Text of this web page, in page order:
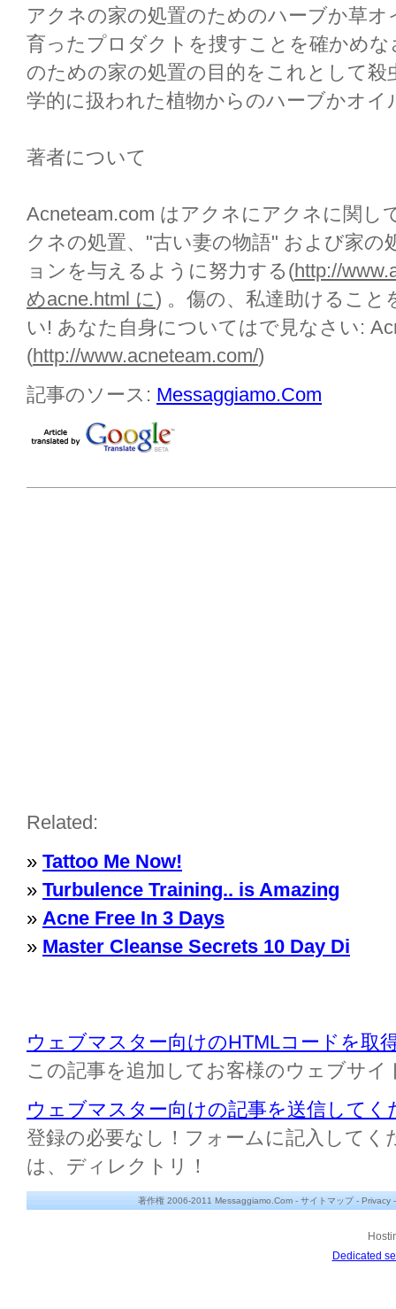
アクネの家の処置のためのハーブか草
育ったプロダクトを捜すことを確かめ
のための家の処置の目的をこれとして殺
学的に扱われた植物からのハーブかオ
著者について
Acneteam.com はアクネにアクネに関し
クネの処置、"古い妻の物語" および家
ョンを与えるように努力する(http://
めacne.html に) 。傷の、私達助けるこ
い! あなた自身についてはで見なさい:
(http://www.acneteam.com/)
記事のソース: Messaggiamo.Com
Related:
» Tattoo Me Now!
» Turbulence Training.. is Amazing
» Acne Free In 3 Days
» Master Cleanse Secrets 10 Day Di
ウェブマスター向けのHTMLコードを取
この記事を追加してお客様のウェブサイ
ウェブマスター向けの記事を送信してく
登録の必要なし！フォームに記入してく
は、ディレクトリ！
著作権 2006-2011 Messaggiamo.Com - サイトマップ- Privacy
Dedicated